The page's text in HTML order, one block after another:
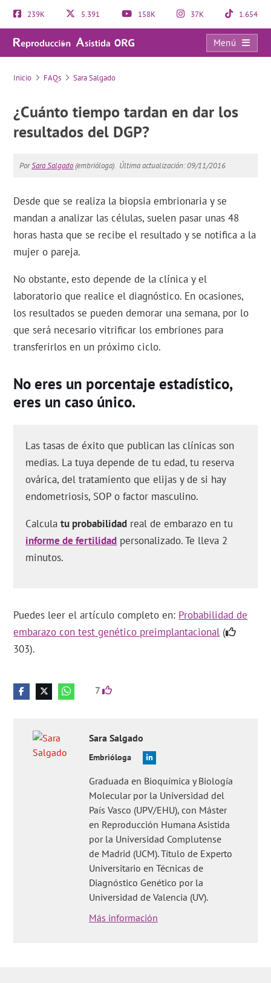
239K 5.391 158K 37K 1.654
Menú
FAQs
Inicio FAQs Sara Salgado
¿Cuánto tiempo tardan en dar los
resultados del DGP?
PorSara Salgado(embrióloga). Última actualización: 09/11/2016
Desde que se realiza la biopsia embrionaria y se
mandan a analizar las células, suelen pasar unas 48
horas hasta que se recibe el resultado y se notifica a la
mujer o pareja.
No obstante, esto depende de la clínica y el
laboratorio que realice el diagnóstico. En ocasiones,
los resultados se pueden demorar una semana, por lo
que será necesario vitrificar los embriones para
transferirlos en un próximo ciclo.
No eres un porcentaje estadístico,
eres un caso único.
Las tasas de éxito que publican las clínicas son
medias. La tuya depende de tu edad, tu reserva
ovárica, del tratamiento que elijas y de si hay
endometriosis, SOP o factor masculino.
Calculatu probabilidad real de embarazo en tu
informe de fertilidad personalizado. Te lleva 2
minutos.
Puedes leer el artículo completo en: Probabilidad de
embarazo con test genético preimplantacional (
303).
7
Sara Salgado
Embrióloga
Graduada en Bioquímica y Biología
Molecular por la Universidad del
País Vasco (UPV/EHU), con Máster
en Reproducción Humana Asistida
por la Universidad Complutense
de Madrid (UCM). Título de Experto
Universitario en Técnicas de
Diagnóstico Genético por la
Universidad de Valencia (UV).
Más información